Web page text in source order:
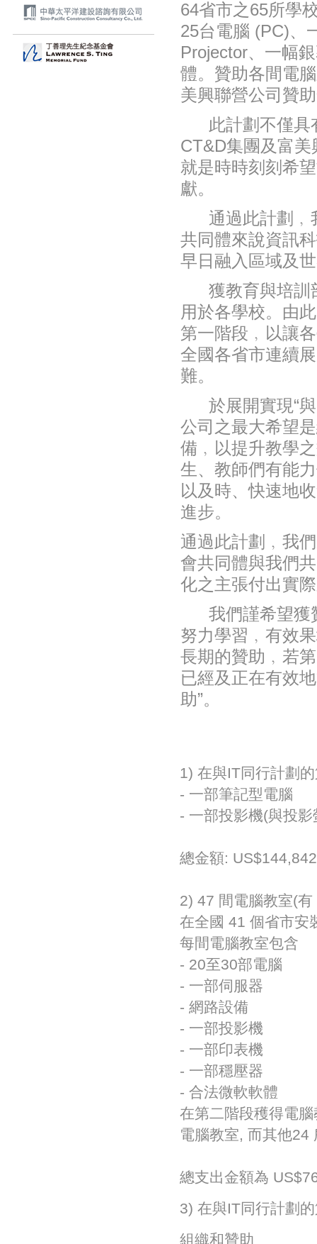
64省市之65所學
25台電腦 (PC)、
Projector、 一幅
體。贊助各間電
美興聯營公司贊
此計劃不僅
CT&D集團及富美
就是時時刻刻希
獻。
通過此計劃﹐
共同體來說資訊
早日融入區域及
獲教育與培訓
用於各學校。由
第一階段﹐以讓
全國各省市連續
難。
於展開實現“與
公司之最大希望
備﹐以提升教學
生、教師們有能力
以及時、快速地
進步。
通過此計劃﹐我
會共同體與我們
化之主張付出實際
我們謹希望獲
努力學習 ﹐有效
長期的贊助﹐若
已經及正在有效
助”。
1) 在與IT同行計劃
- 一部筆記型電腦
- 一部投影機(與投影
總金額: US$144,842
2) 47 間電腦教室(
在全國 41 個省市安
每間電腦教室包含
- 20至30部電腦
- 一部伺服器
- 網路設備
- 一部投影機
- 一部印表機
- 一部穩壓器
- 合法微軟軟體
在第二階段穫得電
電腦教室, 而其他24
總支出金額為
3) 在與IT同行計劃
組織和贊助